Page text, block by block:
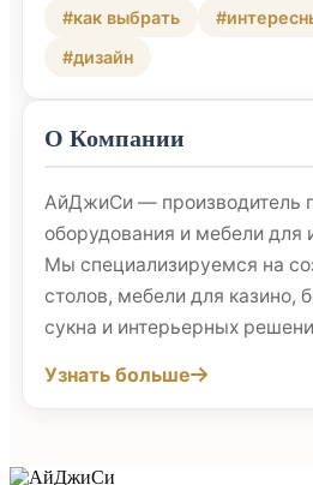
#как выбрать
#дизайн
О Компании
АйДжиСи — производитель
оборудования и мебели для
Мы специализируемся на
столов, мебели для казино,
сукна и интерьерных
Узнать больше